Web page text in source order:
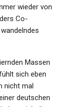
wieder von
Co-
Massen
sich eben
nicht mal
deutschen